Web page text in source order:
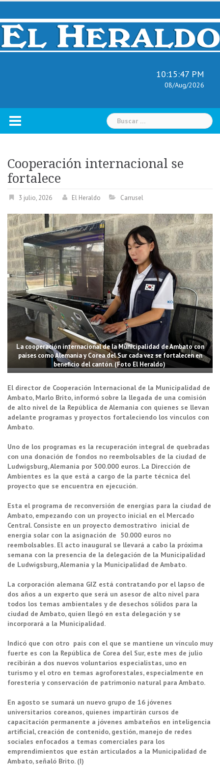
Skip
content
10:15:48 PM
08/Aug/2026
Buscar:
Cooperación internacional se
fortalece
3 julio, 2026 El Heraldo Carrusel
La cooperación internacional de la Municipalidad de Ambato con
países como Alemania y Corea del Sur cada vez se fortalecen en
beneficio del cantón. (Foto El Heraldo)
El director de Cooperación Internacional de la Municipalidad de
Ambato, Marlo Brito, informó sobre la llegada de una comisión
de alto nivel de la República de Alemania con quienes se llevan
adelante programas y proyectos fortaleciendo los vínculos con
Ambato.
Uno de los programas es la recuperación integral de quebradas
con una donación de fondos no reembolsables de la ciudad de
Ludwigsburg, Alemania por 500.000 euros. La Dirección de
Ambientes es la que está a cargo de la parte técnica del
proyecto que se encuentra en ejecución.
Esta el programa de reconversión de energías para la ciudad de
Ambato, empezando con un proyecto inicial en el Mercado
Central. Consiste en un proyecto demostrativo inicial de
energía solar con la asignación de 50.000 euros no
reembolsables. El acto inaugural se llevará a cabo la próxima
semana con la presencia de la delegación de la Municipalidad
de Ludwigsburg, Alemania y la Municipalidad de Ambato.
La corporación alemana GIZ está contratando por el lapso de
dos años a un experto que será un asesor de alto nivel para
todos los temas ambientales y de desechos sólidos para la
ciudad de Ambato, quien llegó en esta delegación y se
incorporará a la Municipalidad.
Indicó que con otro país con el que se mantiene un vínculo muy
fuerte es con la República de Corea del Sur, este mes de julio
recibirán a dos nuevos voluntarios especialistas, uno en
turismo y el otro en temas agroforestales, especialmente en
forestería y conservación de patrimonio natural para Ambato.
En agosto se sumará un nuevo grupo de 16 jóvenes
universitarios coreanos, quienes impartirán cursos de
capacitación permanente a jóvenes ambateños en inteligencia
artificial, creación de contenido, gestión, manejo de redes
sociales enfocados a temas comerciales para los
emprendimientos que están articulados a la Municipalidad de
Ambato, señaló Brito. (I)